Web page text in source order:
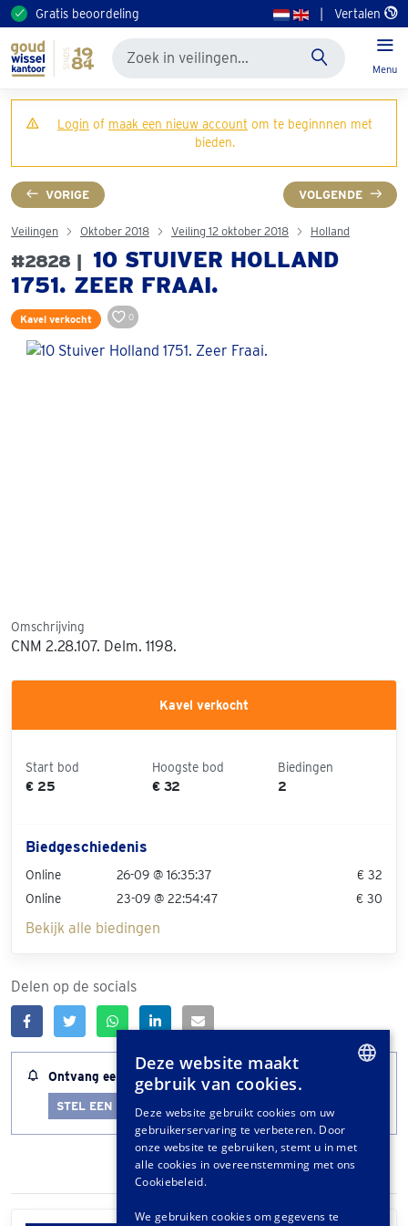
Gratis beoordeling Vertalen
Menu
Login of maak een nieuw account om te beginnnen met
bieden.
VORIGE VOLGENDE
Veilingen Oktober 2018 Veiling 12 oktober 2018 Holland
#2828 |
10 STUIVER HOLLAND
1751. ZEER FRAAI.
Kavel verkocht 0
Omschrijving
CNM 2.28.107. Delm. 1198.
Kavel verkocht
Start bod
€ 25
Hoogste bod
€ 32
Biedingen
2
Biedgeschiedenis
Online 26-09 @ 16:35:37
€ 32
Online
23-09 @ 22:54:47 € 30
Bekijk alle biedingen
Delen op de socials
Ontvang een melding wanneer dit kavel bijna afloopt
STEL EEN LOTALERT IN
GERMAN
FRENCH
Deze website maakt
gebruik van cookies.
Deze website gebruikt cookies om uw
gebruikerservaring te verbeteren. Door
onze website te gebruiken, stemt u in met
alle cookies in overeenstemming met ons
Cookiebeleid.
We gebruiken cookies om gegevens te